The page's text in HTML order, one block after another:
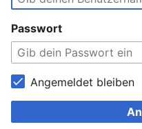
Passwort
Angemeldet bleiben